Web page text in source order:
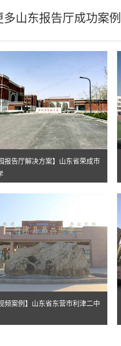
多山东报告厅成功案例
报告厅解决方案】山东省荣成市
频案例】山东省东营市利津二中